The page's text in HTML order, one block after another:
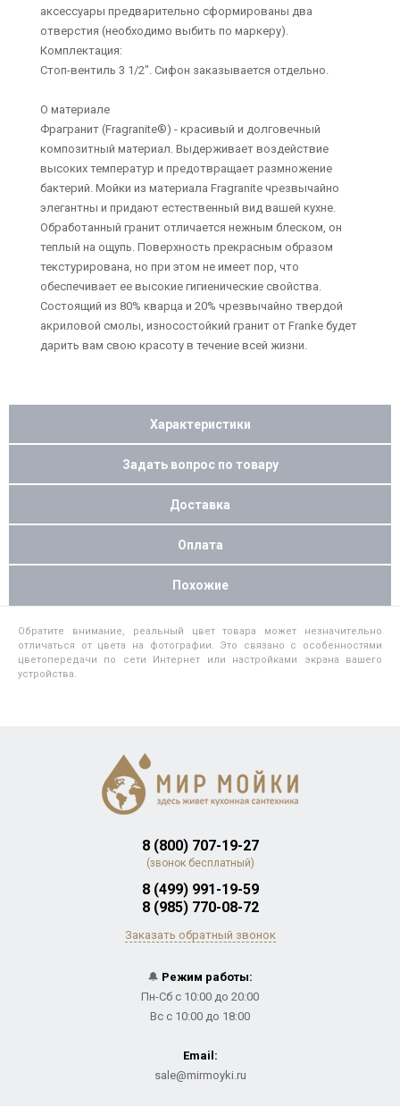
аксессуары предварительно сформированы два
отверстия (необходимо выбить по маркеру).
Комплектация:
Стоп-вентиль 3 1/2". Сифон заказывается отдельно.
О материале
Фрагранит (Fragranite®) - красивый и долговечный
композитный материал. Выдерживает воздействие
высоких температур и предотвращает размножение
бактерий. Мойки из материала Fragranite чрезвычайно
элегантны и придают естественный вид вашей кухне.
Обработанный гранит отличается нежным блеском, он
теплый на ощупь. Поверхность прекрасным образом
текстурирована, но при этом не имеет пор, что
обеспечивает ее высокие гигиенические свойства.
Состоящий из 80% кварца и 20% чрезвычайно твердой
акриловой смолы, износостойкий гранит от Franke будет
дарить вам свою красоту в течение всей жизни.
Характеристики
Задать вопрос по товару
Доставка
Оплата
Похожие
Обратите внимание, реальный цвет товара может незначительно
отличаться от цвета на фотографии. Это связано с особенностями
цветопередачи по сети Интернет или настройками экрана вашего
устройства.
8 (800) 707-19-27
(звонок бесплатный)
8 (499) 991-19-59
8 (985) 770-08-72
Заказать обратный звонок
🔔 Режим работы:
Пн-Сб с 10:00 до 20:00
Вс с 10:00 до 18:00
Email:
sale@mirmoyki.ru